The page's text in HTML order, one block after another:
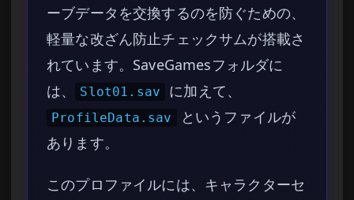
ーブデータを交換するのを防ぐための、
軽量な改ざん防止チェックサムが搭載さ
れています。SaveGamesフォルダに
は、
Slot01.sav に加えて、
ProfileData.sav
というファイルが
あります。
このプロファイルには、キャラクターセ